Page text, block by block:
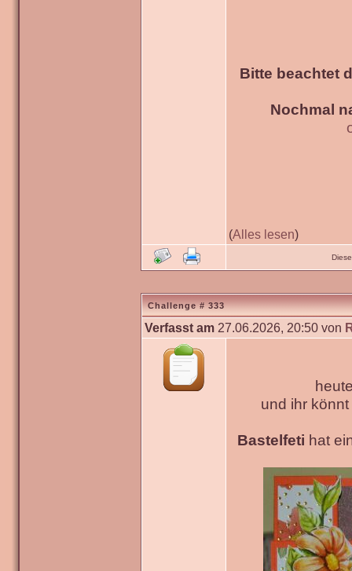
Bitte beachtet
Nochmal
(Alles lesen)
Challenge # 333
Verfasst am 27.06.2026, 20:50 von
und ihr
Bastelfeti hat